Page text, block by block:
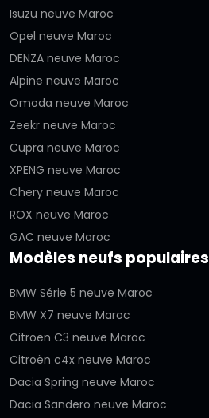
Isuzu neuve Maroc
Opel neuve Maroc
DENZA neuve Maroc
Alpine neuve Maroc
Omoda neuve Maroc
Zeekr neuve Maroc
Cupra neuve Maroc
XPENG neuve Maroc
Chery neuve Maroc
ROX neuve Maroc
GAC neuve Maroc
Modèles neufs populaires
BMW Série 5 neuve Maroc
BMW X7 neuve Maroc
Citroën C3 neuve Maroc
Citroën c4x neuve Maroc
Dacia Spring neuve Maroc
Dacia Sandero neuve Maroc